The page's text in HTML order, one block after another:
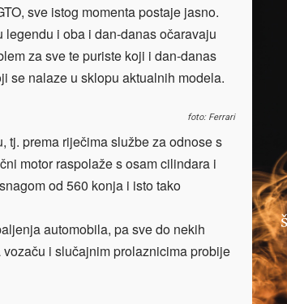
sve istog momenta postaje jasno.
i oba i dan-danas očaravaju
za sve te puriste koji i dan-danas
se nalaze u sklopu aktualnih modela.
foto: Ferrari
tj. prema riječima službe za odnose s
motor raspolaže s osam cilindara i
od 560 konja i isto tako
automobila, pa sve do nekih
i slučajnim prolaznicima probije